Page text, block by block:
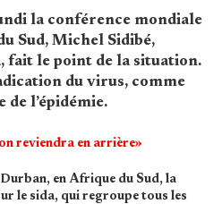
la conférence mondiale
Sud, Michel Sidibé,
fait le point de la situation.
du virus, comme
de l’épidémie.
reviendra en arrière»
Durban, en Afrique du Sud, la
le sida, qui regroupe tous les